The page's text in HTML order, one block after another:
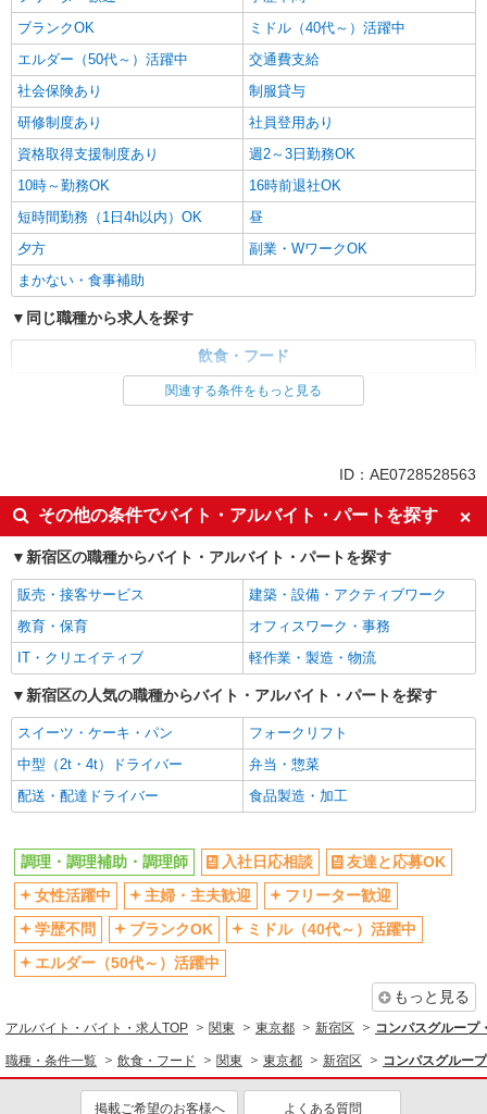
ブランクOK
ミドル（40代～）活躍中
エルダー（50代～）活躍中
交通費支給
社会保険あり
制服貸与
研修制度あり
社員登用あり
資格取得支援制度あり
週2～3日勤務OK
10時～勤務OK
16時前退社OK
短時間勤務（1日4h以内）OK
昼
夕方
副業・WワークOK
まかない・食事補助
同じ職種から求人を探す
飲食・フード
調理・調理補助・調理師
社会保険あり
社員登用あり
週2～3日勤務OK
短時間勤務（1日4h以内）OK
副業・WワークOK
まかない・食事補助
関連する条件をもっと見る
ID：AE0728528563
その他の条件でバイト・アルバイト・パートを探す
新宿区の職種からバイト・アルバイト・パートを探す
販売・接客サービス
建築・設備・アクティブワーク
教育・保育
オフィスワーク・事務
IT・クリエイティブ
軽作業・製造・物流
新宿区の人気の職種からバイト・アルバイト・パートを探す
スイーツ・ケーキ・パン
フォークリフト
中型（2t・4t）ドライバー
弁当・惣菜
配送・配達ドライバー
食品製造・加工
調理・調理補助・調理師 入社日応相談
友達と応募OK
女性活躍中
主婦・主夫歓迎
フリーター歓迎
学歴不問
ブランクOK
ミドル（40代～）活躍中
エルダー（50代～）活躍中
もっと見る
アルバイト・バイト・求人TOP 関東 東京都 新宿区 コンパスグルー
職種・条件一覧 飲食・フード 関東 東京都 新宿区 コンパスグルー
掲載ご希望のお客様へ よくある質問